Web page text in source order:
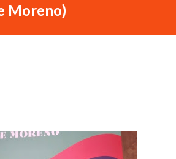
Moreno)